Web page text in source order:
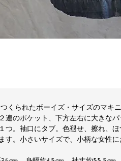
くられたボーイズ・サイズのマキ
連のポケット、下方左右に大きな
つ。袖口にタブ。色褪せ、擦れ、
す。小さいサイズで、小柄な女性に